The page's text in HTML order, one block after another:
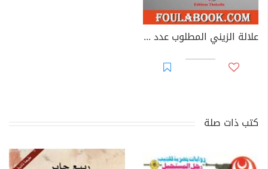
علالة الزيني المطلوب عدد 1 في سيدي بوزيد
كتب ذات صلة